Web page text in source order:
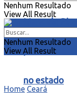
Manoela
para o
no estado
Nenhum Resultado
View All Result
Nenhum Resultado
View All Result
Home Ceará